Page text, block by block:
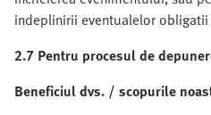
indeplinirii eventualelor
2.7 Pentru procesul de
Beneficiul dvs. / scopurile